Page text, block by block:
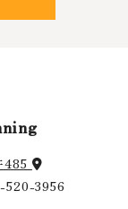
485
3956